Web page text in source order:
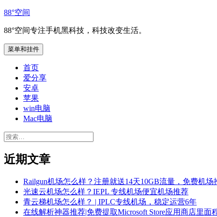
跳
内
容
88°空间
88°空间专注手机黑科技，科技改变生活。
菜单和挂件
首页
爱分享
安卓
苹果
win电脑
Mac电脑
搜
近期文章
Railgun机场怎么样？注册就送14天10GB流量，免费机场
光速云机场怎么样？IEPL 专线机场便宜机场推荐
青云梯机场怎么样？ | IPLC专线机场，稳定运营6年
在线解析神器推荐|免费提取Microsoft Store应用商店里面